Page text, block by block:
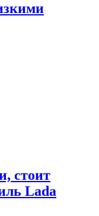
стоит
Lada